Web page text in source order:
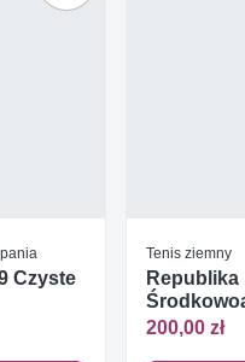
Czyste
Tenis ziemny
Republika
Czyste **
200,00 zł